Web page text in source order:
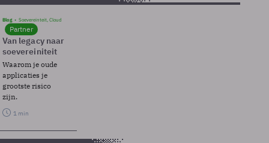
Blog Soevereinteit, Cloud
Partner
Van legacy naar
soevereiniteit
Waarom je oude
applicaties je
grootste risico
zijn.
1 min